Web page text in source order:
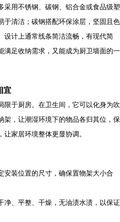
采用不锈钢、碳钢、铝合金或食品级塑
于清洁；碳钢搭配环保涂层，坚固且色
设计上通常线条简洁流畅，有现代简
满足收纳需求，又能成为厨卫墙面的一
宜
限于厨房。在卫生间，它可以化身为吹
架，让潮湿环境下的物品各归其位，保
家居环境整体更显协调。
安装位置的尺寸，确保置物架大小合
净、平整、干燥，无油渍水渍，以保证